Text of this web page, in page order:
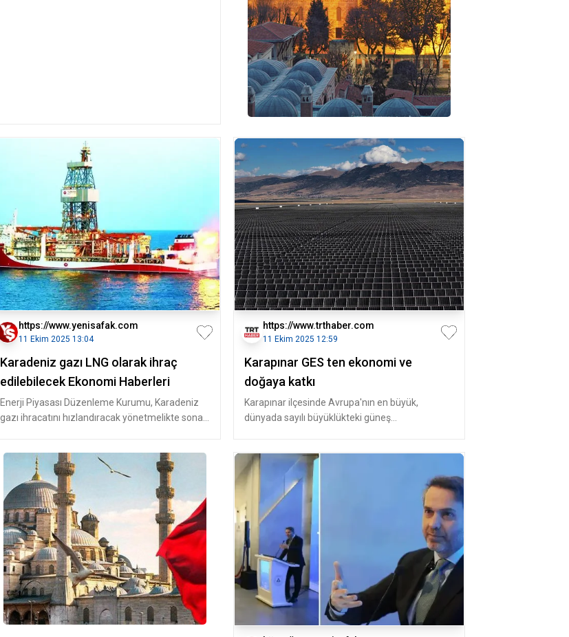
https://www.yenisafak.com
11 Ekim 2025 13:04
Karadeniz gazı LNG olarak ihraç
edilebilecek Ekonomi Haberleri
Enerji Piyasası Düzenleme Kurumu, Karadeniz
gazı ihracatını hızlandıracak yönetmelikte sona
https://www.trthaber.com
11 Ekim 2025 12:59
Karapınar GES ten ekonomi ve
doğaya katkı
Karapınar ilçesinde Avrupa'nın en büyük,
dünyada sayılı büyüklükteki güneş